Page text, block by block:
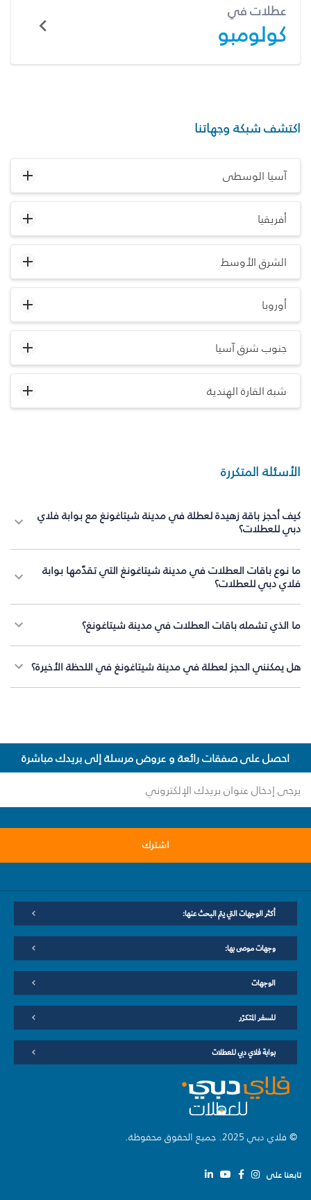
عطلات في
كولومبو
اكتشف شبكة وجهاتنا
آسيا الوسطى
أفريقيا
الشرق الأوسط
أوروبا
جنوب شرق آسيا
شبه القارة الهندية
الأسئلة المتكررة
كيف أحجز باقة زهيدة لعطلة في مدينة شيتاغونغ مع بوابة فلاي
دبي للعطلات؟
ما نوع باقات العطلات في مدينة شيتاغونغ التي تقدّمها بوابة
فلاي دبي للعطلات؟
ما الذي تشمله باقات العطلات في مدينة شيتاغونغ؟
هل يمكنني الحجز لعطلة في مدينة شيتاغونغ في اللحظة الأخيرة؟
احصل على صفقات رائعة و عروض مرسلة إلى بريدك مباشرة
اشترك
أكثر الوجهات التي يتم البحث عنها:
وجهات موصى بها:
الوجهات
للسفر المتكرّر
بوابة فلاي دبي للعطلات
© فلاي دبي 2025. جميع الحقوق محفوظة.
تابعنا على